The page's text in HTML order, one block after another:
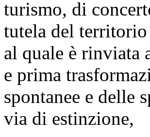
turismo, di
tutela del
al quale è rinviata
e prima
spontanee e delle
via di estinzione,